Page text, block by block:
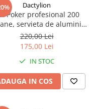
Dactylion
Poker profesional 200
servieta de aluminiu
+ Spinner CADOU
220,00 Lei
175,00 Lei
IN STOC
IN COS